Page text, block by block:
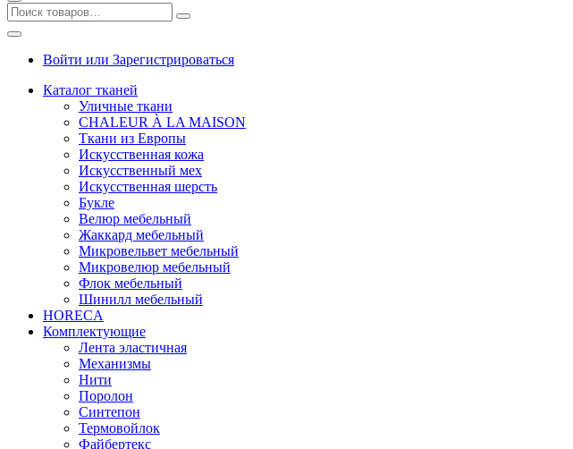
Войти или Зарегистрироваться
Каталог тканей
Уличные ткани
CHALEUR À LA MAISON
Ткани из Европы
Искусственная кожа
Искусственный мех
Искусственная шерсть
Букле
Велюр мебельный
Жаккард мебельный
Микровельвет мебельный
Микровелюр мебельный
Флок мебельный
Шинилл мебельный
HORECA
Комплектующие
Лента эластичная
Механизмы
Нити
Поролон
Синтепон
Термовойлок
Файбертекс